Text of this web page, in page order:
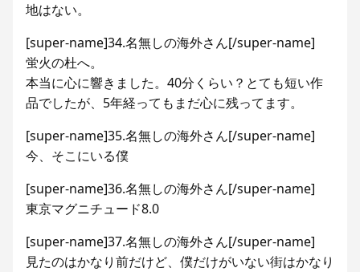
地はない。
[super-name]34.名無しの海外さん[/super-name]
蛍火の杜へ。
本当に心に響きました。40分くらい？とても短い作
品でしたが、5年経ってもまだ心に残ってます。
[super-name]35.名無しの海外さん[/super-name]
今、そこにいる僕
[super-name]36.名無しの海外さん[/super-name]
東京マグニチュード8.0
[super-name]37.名無しの海外さん[/super-name]
見たのはかなり前だけど、僕だけがいない街はかなり